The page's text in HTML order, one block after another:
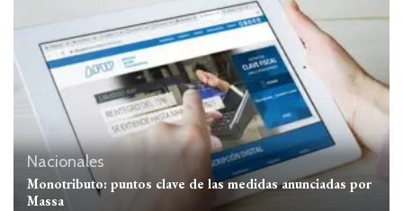
Nacionales
Monotributo: puntos clave de las medidas anunciadas por
Massa